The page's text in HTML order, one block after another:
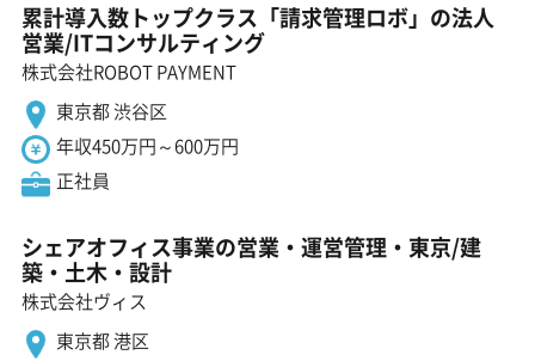
累計導入数トップクラス「請求管理ロボ」の法人
営業/ITコンサルティング
株式会社ROBOT PAYMENT
東京都 渋谷区
年収450万円～600万円
正社員
シェアオフィス事業の営業・運営管理・東京/建
築・土木・設計
株式会社ヴィス
東京都 港区